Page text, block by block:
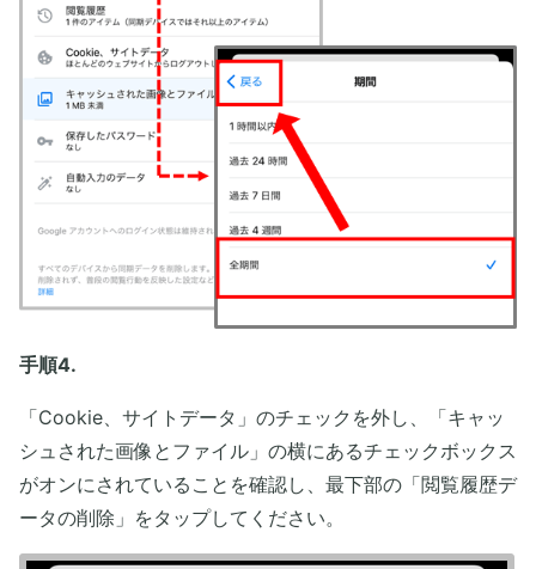
手順4.
「Cookie、サイトデータ」のチェックを外し、「キャッ
シュされた画像とファイル」の横にあるチェックボックス
がオンにされていることを確認し、最下部の「閲覧履歴デ
ータの削除」をタップしてください。